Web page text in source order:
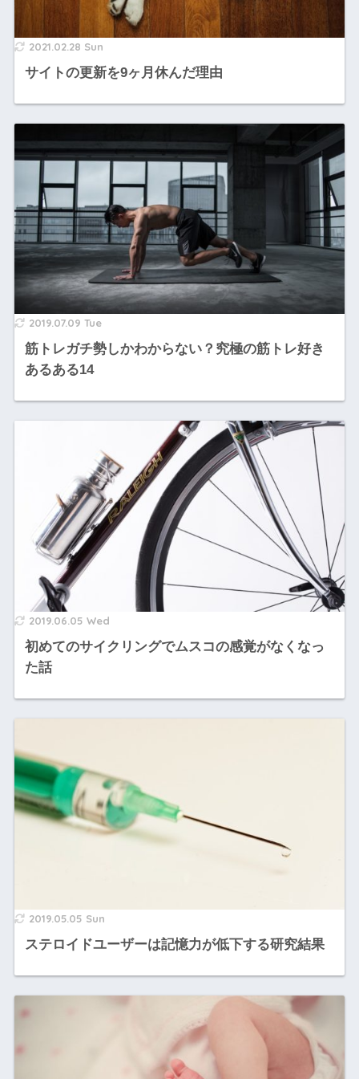
2021.02.28 Sun
サイトの更新を9ヶ月休んだ理由
2019.07.09 Tue
筋トレガチ勢しかわからない？究極の筋トレ好き
あるある14
2019.06.05 Wed
初めてのサイクリングでムスコの感覚がなくなっ
た話
2019.05.05 Sun
ステロイドユーザーは記憶力が低下する研究結果